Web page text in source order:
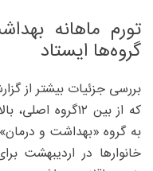
تورم ماهانه
گروه‌ها ایستاد
بررسی جزئیات بیشتر از
به گروه «بهداشت و
خانوارها در اردیبهشت